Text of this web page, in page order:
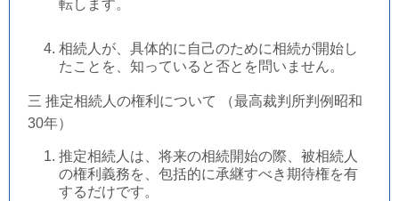
転します。
相続人が、具体的に自己のために相続が開始し
たことを、知っていると否とを問いません。
三 推定相続人の権利について （最高裁判所判例昭和
30年）
推定相続人は、将来の相続開始の際、被相続人
の権利義務を、包括的に承継すべき期待権を有
するだけです。